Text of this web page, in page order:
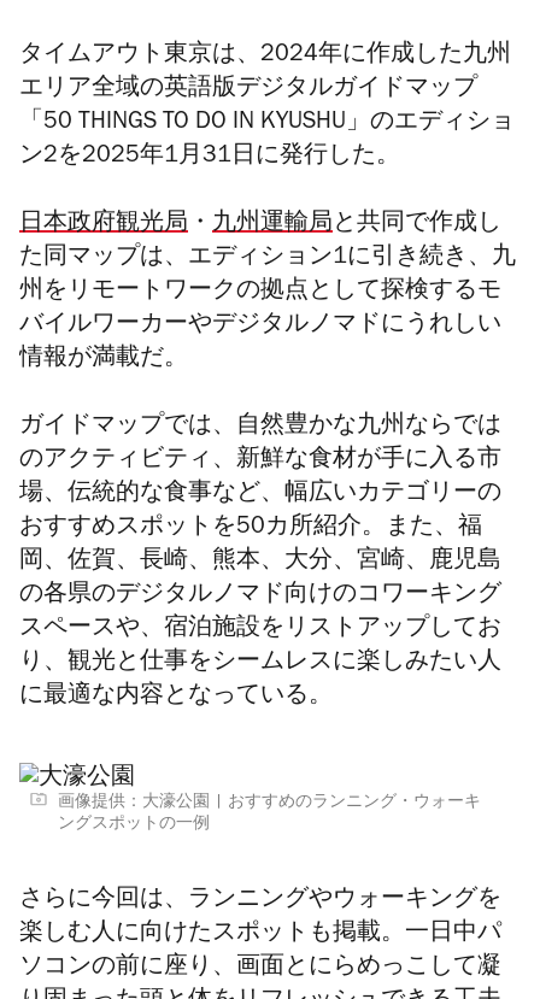
タイムアウト東京は、2024年に作成した九州
エリア全域の英語版デジタルガイドマップ
「50 THINGS TO DO IN KYUSHU」のエディショ
ン2を2025年1月31日に発行した。
日本政府観光局 ・ 九州運輸局と共同で作成し
た同マップは、エディション1に引き続き、九
州をリモートワークの拠点として探検するモ
バイルワーカーやデジタルノマドにうれしい
情報が満載だ。
ガイドマップでは、自然豊かな九州ならでは
のアクティビティ、新鮮な食材が手に入る市
場、伝統的な食事など、幅広いカテゴリーの
おすすめスポットを50カ所紹介。また、福
岡、佐賀、長崎、熊本、大分、宮崎、鹿児島
の各県のデジタルノマド向けのコワーキング
スペースや、宿泊施設をリストアップしてお
り、観光と仕事をシームレスに楽しみたい人
に最適な内容となっている。
画像提供：大濠公園
おすすめのランニング・ウォーキ
ングスポットの一例
さらに今回は、ランニングやウォーキングを
楽しむ人に向けたスポットも掲載。一日中パ
ソコンの前に座り、画面とにらめっこして凝